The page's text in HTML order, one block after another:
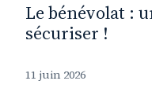
Le bénévolat :
sécuriser !
11 juin 2026